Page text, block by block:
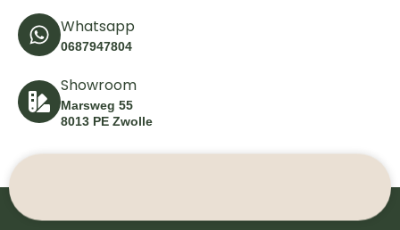
Whatsapp
0687947804
Showroom
Marsweg 55
8013 PE Zwolle